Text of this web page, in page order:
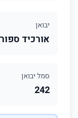
יבואן
אורכיד
סמל יבואן
242